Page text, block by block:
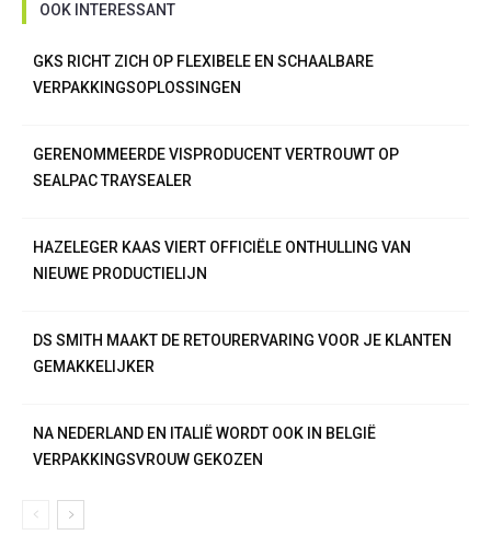
OOK INTERESSANT
GKS RICHT ZICH OP FLEXIBELE EN SCHAALBARE
VERPAKKINGSOPLOSSINGEN
GERENOMMEERDE VISPRODUCENT VERTROUWT OP
SEALPAC TRAYSEALER
HAZELEGER KAAS VIERT OFFICIËLE ONTHULLING VAN
NIEUWE PRODUCTIELIJN
DS SMITH MAAKT DE RETOURERVARING VOOR JE KLANTEN
GEMAKKELIJKER
NA NEDERLAND EN ITALIË WORDT OOK IN BELGIË
VERPAKKINGSVROUW GEKOZEN